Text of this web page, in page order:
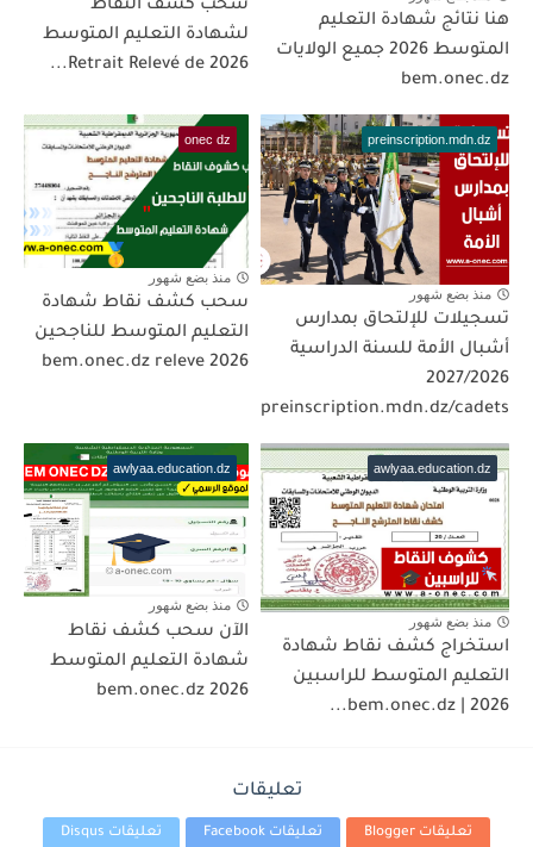
هنا نتائج شهادة التعليم
المتوسط 2026 جميع الولايات
bem.onec.dz
سحب كشف النقاط
لشهادة التعليم المتوسط
2026 Retrait Relevé de...
preinscription.mdn.dz
منذ بضع شهور
تسجيلات للإلتحاق بمدارس
أشبال الأمة للسنة الدراسية
2027/2026
preinscription.mdn.dz/cadets
onec dz
منذ بضع شهور
سحب كشف نقاط شهادة
التعليم المتوسط للناجحين
2026 bem.onec.dz releve
awlyaa.education.dz
منذ بضع شهور
استخراج كشف نقاط شهادة
التعليم المتوسط للراسبين
2026 | bem.onec.dz...
awlyaa.education.dz
منذ بضع شهور
الآن سحب كشف نقاط
شهادة التعليم المتوسط
2026 bem.onec.dz
تعليقات
تعليقات Blogger تعليقات Facebook تعليقات Disqus